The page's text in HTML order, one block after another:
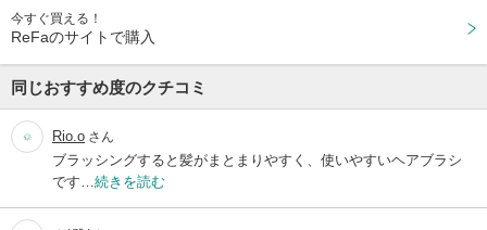
今すぐ買える！
ReFaのサイトで購入
同じおすすめ度のクチコミ
Rio.o さん
ブラッシングすると髪がまとまりやすく、使いやすいヘアブラシ
です… 続きを読む